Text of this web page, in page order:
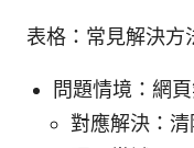
表格：常見解決方
問題情境：網
對應解決：